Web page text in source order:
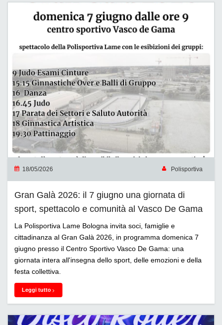
18/05/2026 Polisportiva
Gran Galà 2026: il 7 giugno una giornata di
sport, spettacolo e comunità al Vasco De Gama
La Polisportiva Lame Bologna invita soci, famiglie e
cittadinanza al Gran Galà 2026, in programma domenica 7
giugno presso il Centro Sportivo Vasco De Gama: una
giornata intera all'insegna dello sport, delle emozioni e della
festa collettiva.
Leggi tutto